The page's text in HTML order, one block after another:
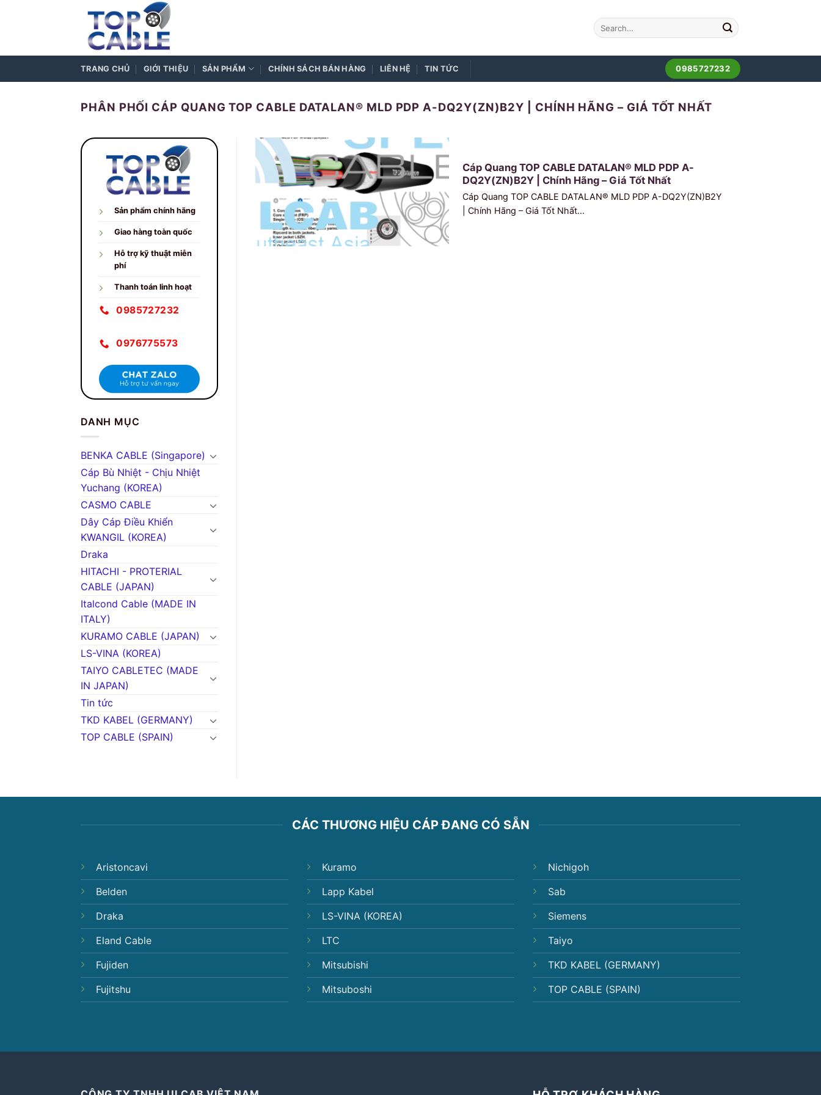
TRANG CHỦ GIỚI THIỆU SẢN PHẨM CHÍNH SÁCH BÁN HÀNG LIÊN HỆ TIN TỨC 0985727232
PHÂN PHỐI CÁP QUANG TOP CABLE DATALAN® MLD PDP A-DQ2Y(ZN)B2Y | CHÍNH HÃNG – GIÁ TỐT NHẤT
Sản phẩm chính hãng
Giao hàng toàn quốc
Hỗ trợ kỹ thuật miễn
phí
Thanh toán linh hoạt
0985727232
0976775573
DANH MỤC
BENKA CABLE (Singapore)
Cáp Bù Nhiệt - Chịu Nhiệt
Yuchang (KOREA)
CASMO CABLE
Dây Cáp Điều Khiển
KWANGIL (KOREA)
Draka
HITACHI - PROTERIAL
CABLE (JAPAN)
Italcond Cable (MADE IN
ITALY)
KURAMO CABLE (JAPAN)
LS-VINA (KOREA)
TAIYO CABLETEC (MADE
IN JAPAN)
Tin tức
TKD KABEL (GERMANY)
TOP CABLE (SPAIN)
Cáp Quang TOP CABLE DATALAN® MLD PDP A-
DQ2Y(ZN)B2Y | Chính Hãng – Giá Tốt Nhất
Cáp Quang TOP CABLE DATALAN® MLD PDP A-DQ2Y(ZN)B2Y
| Chính Hãng – Giá Tốt Nhất...
CÁC THƯƠNG HIỆU CÁP ĐANG CÓ SẴN
Aristoncavi
Belden
Draka
Eland Cable
Fujiden
Fujitshu
Kuramo
Lapp Kabel
LS-VINA (KOREA)
LTC
Mitsubishi
Mitsuboshi
Nichigoh
Sab
Siemens
Taiyo
TKD KABEL (GERMANY)
TOP CABLE (SPAIN)